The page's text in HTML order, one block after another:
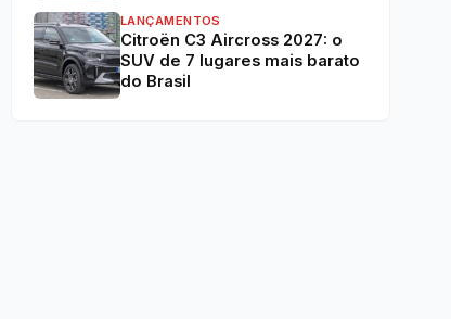
LANÇAMENTOS
Citroën C3 Aircross 2027: o
SUV de 7 lugares mais barato
do Brasil